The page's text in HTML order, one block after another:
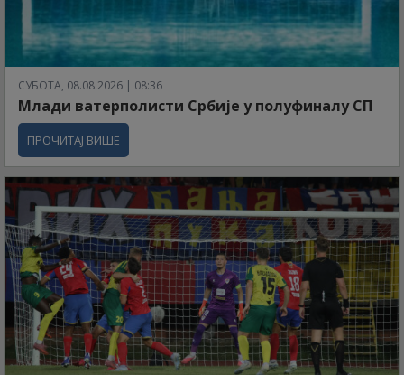
СУБОТА, 08.08.2026 | 08:36
Млади ватерполисти Србије у полуфиналу СП
ПРОЧИТАЈ ВИШЕ